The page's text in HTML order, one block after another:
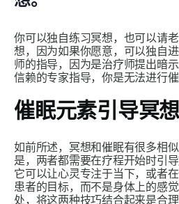
你可以独自练习冥想，也可以请
想，因为如果你愿意，可以独自
师的指导，因为是治疗师提出暗
信赖的专家指导，你是无法进行催
催眠元素引导冥想
如前所述，冥想和催眠有很多相
是，两者都需要在疗程开始时引
它可以让心灵专注于当下，或者
患者的目标，而不是身体上的感
处，将这两种技巧结合起来是合